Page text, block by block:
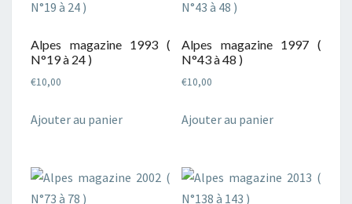
Alpes magazine 1993 (
N°19 à 24 )
€10,00
Ajouter au panier
Alpes magazine 1997 (
N°43 à 48 )
€10,00
Ajouter au panier